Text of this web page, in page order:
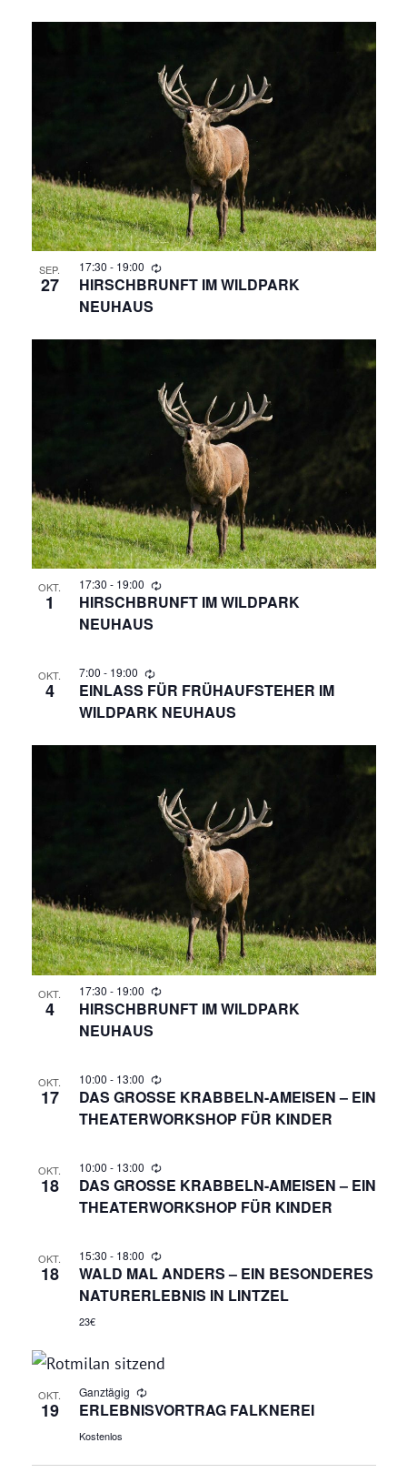
U
N
D
H
T
E
N
A
T
I
V
G
A
I
O
N
SEP.
27
17:30 - 19:00
HIRSCHBRUNFT IM WILDPARK
NEUHAUS
OKT.
1
17:30 - 19:00
HIRSCHBRUNFT IM WILDPARK
NEUHAUS
OKT.
4
7:00 - 19:00
EINLASS FÜR FRÜHAUFSTEHER IM
WILDPARK NEUHAUS
OKT.
4
17:30 - 19:00
HIRSCHBRUNFT IM WILDPARK
NEUHAUS
OKT.
17
10:00 - 13:00
DAS GROSSE KRABBELN-AMEISEN – EIN T
HEATERWORKSHOP FÜR KINDER
OKT.
18
10:00 - 13:00
DAS GROSSE KRABBELN-AMEISEN – EIN T
HEATERWORKSHOP FÜR KINDER
OKT.
18
15:30 - 18:00
WALD MAL ANDERS – EIN BESONDERES
NATURERLEBNIS IN LINTZEL
23€
OKT.
19
Ganztägig
ERLEBNISVORTRAG FALKNEREI
Kostenlos